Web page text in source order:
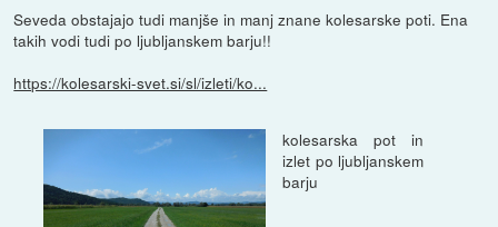
Seveda obstajajo tudi manjše in manj znane kolesarske poti. Ena
takih vodi tudi po ljubljanskem barju!!
https://kolesarski-svet.si/sl/izleti/ko...
kolesarska pot in
izlet po ljubljanskem
barju